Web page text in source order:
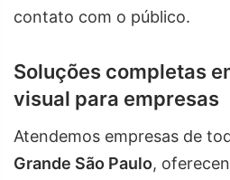
contato com o público.
Soluções completas
visual para empresas
Atendemos empresas de
Grande São Paulo,